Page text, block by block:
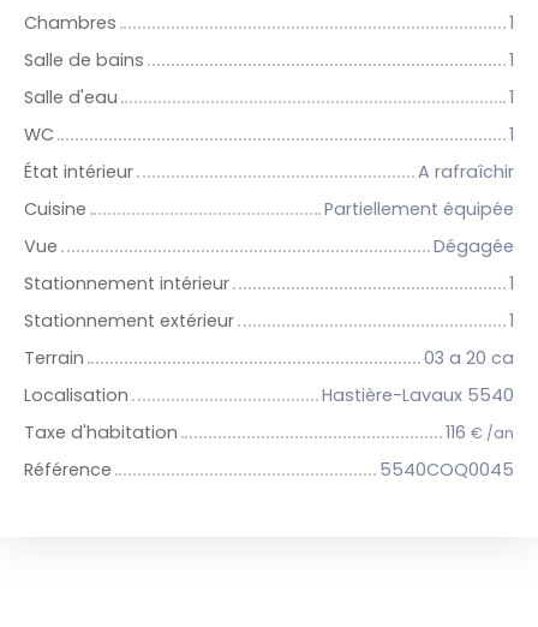
Chambres
1
Salle de bains
1
Salle d'eau
1
WC
1
État intérieur
A rafraîchir
Cuisine
Partiellement équipée
Vue
Dégagée
Stationnement intérieur
1
Stationnement extérieur
1
Terrain
03 a 20 ca
Localisation
Hastière-Lavaux 5540
Taxe d'habitation
116 € /an
Référence 5540COQ0045